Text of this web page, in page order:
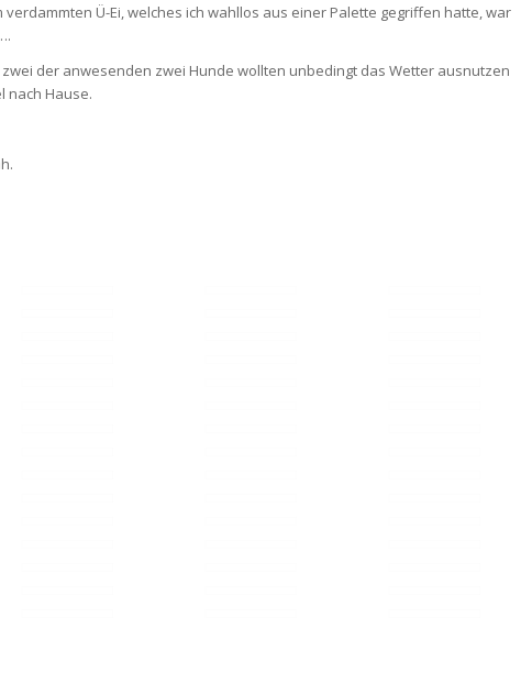
Ü-Ei, welches ich wahllos aus einer Palette gegriffen hatte, war
der anwesenden zwei Hunde wollten unbedingt das Wetter ausnutzen
nach Hause.